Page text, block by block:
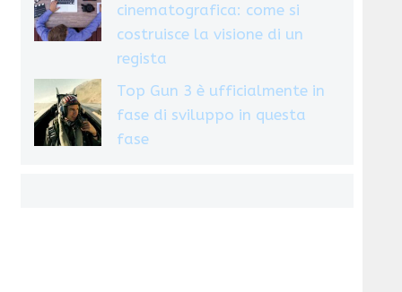
cinematografica: come si
costruisce la visione di un
regista
Top Gun 3 è ufficialmente in
fase di sviluppo in questa
fase